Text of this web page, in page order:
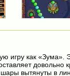
игру как «Зума».
довольно
вытянуты в